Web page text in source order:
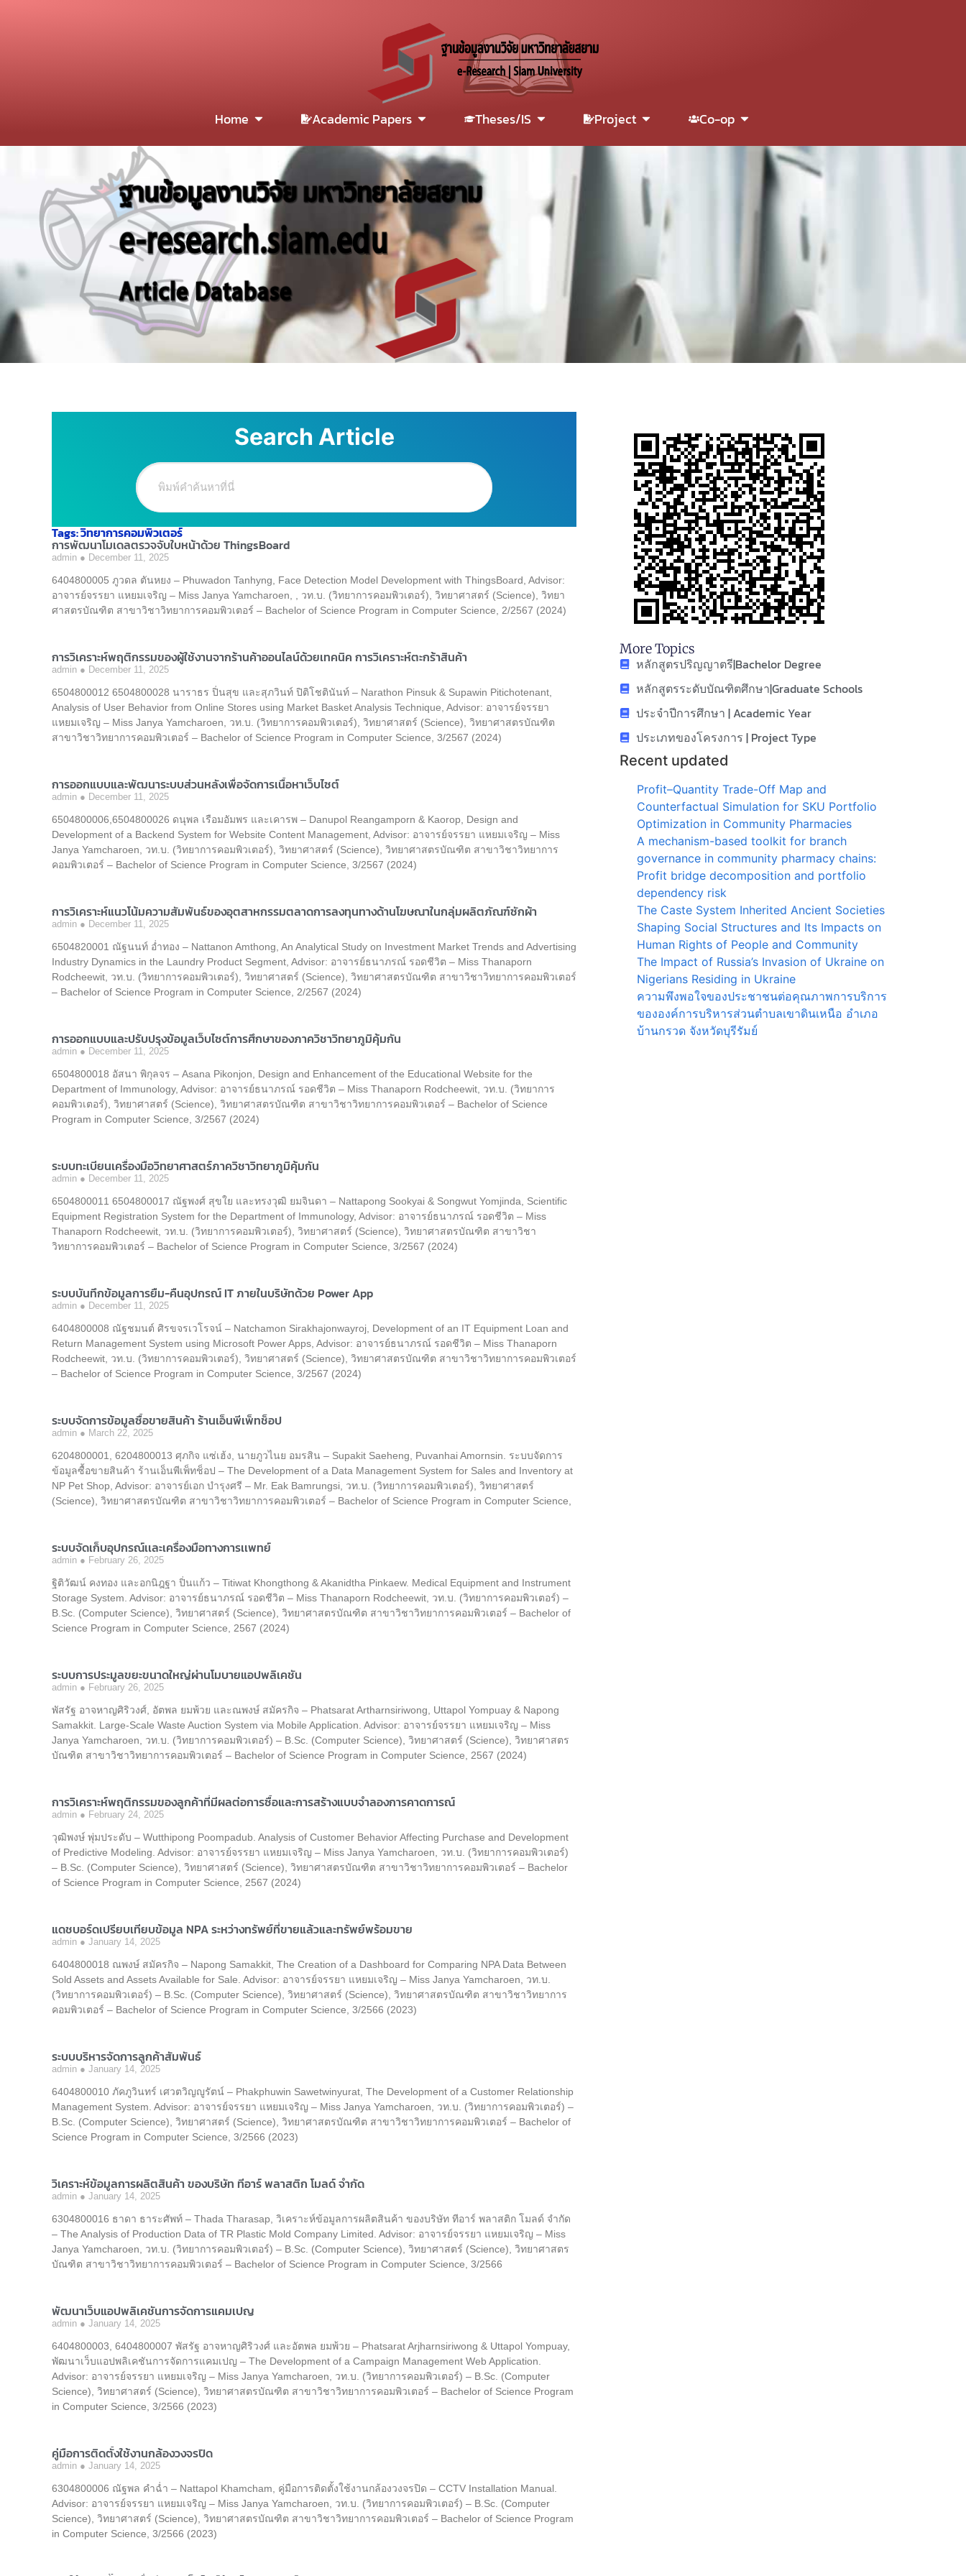
Home Academic Papers Theses/IS Project Co-op
Search Article
Tags: วิทยาการคอมพิวเตอร์
การพัฒนาโมเดลตรวจจับใบหน้าด้วย ThingsBoard
admin December 11, 2025
6404800005 ภูวดล ตันหยง – Phuwadon Tanhyng, Face Detection Model Development with ThingsBoard, Advisor:
อาจารย์จรรยา แหยมเจริญ – Miss Janya Yamcharoen, , วท.บ. (วิทยาการคอมพิวเตอร์), วิทยาศาสตร์ (Science), วิทยา
ศาสตรบัณฑิต สาขาวิชาวิทยาการคอมพิวเตอร์ – Bachelor of Science Program in Computer Science, 2/2567 (2024)
การวิเคราะห์พฤติกรรมของผู้ใช้งานจากร้านค้าออนไลน์ด้วยเทคนิค การวิเคราะห์ตะกร้าสินค้า
admin December 11, 2025
6504800012 6504800028 นาราธร ปิ่นสุข และสุภวินท์ ปิติโชตินันท์ – Narathon Pinsuk & Supawin Pitichotenant,
Analysis of User Behavior from Online Stores using Market Basket Analysis Technique, Advisor: อาจารย์จรรยา
แหยมเจริญ – Miss Janya Yamcharoen, วท.บ. (วิทยาการคอมพิวเตอร์), วิทยาศาสตร์ (Science), วิทยาศาสตรบัณฑิต
สาขาวิชาวิทยาการคอมพิวเตอร์ – Bachelor of Science Program in Computer Science, 3/2567 (2024)
การออกแบบและพัฒนาระบบส่วนหลังเพื่อจัดการเนื้อหาเว็บไซต์
admin December 11, 2025
6504800006,6504800026 ดนุพล เรือมอัมพร และเคารพ – Danupol Reangamporn & Kaorop, Design and
Development of a Backend System for Website Content Management, Advisor: อาจารย์จรรยา แหยมเจริญ – Miss
Janya Yamcharoen, วท.บ. (วิทยาการคอมพิวเตอร์), วิทยาศาสตร์ (Science), วิทยาศาสตรบัณฑิต สาขาวิชาวิทยาการ
คอมพิวเตอร์ – Bachelor of Science Program in Computer Science, 3/2567 (2024)
การวิเคราะห์แนวโน้มความสัมพันธ์ของอุตสาหกรรมตลาดการลงทุนทางด้านโฆษณาในกลุ่มผลิตภัณฑ์ซักผ้า
admin December 11, 2025
6504820001 ณัฐนนท์ อ่ำทอง – Nattanon Amthong, An Analytical Study on Investment Market Trends and Advertising
Industry Dynamics in the Laundry Product Segment, Advisor: อาจารย์ธนาภรณ์ รอดชีวิต – Miss Thanaporn
Rodcheewit, วท.บ. (วิทยาการคอมพิวเตอร์), วิทยาศาสตร์ (Science), วิทยาศาสตรบัณฑิต สาขาวิชาวิทยาการคอมพิวเตอร์
– Bachelor of Science Program in Computer Science, 2/2567 (2024)
การออกแบบและปรับปรุงข้อมูลเว็บไซต์การศึกษาของภาควิชาวิทยาภูมิคุ้มกัน
admin December 11, 2025
6504800018 อัสนา พิกุลจร – Asana Pikonjon, Design and Enhancement of the Educational Website for the
Department of Immunology, Advisor: อาจารย์ธนาภรณ์ รอดชีวิต – Miss Thanaporn Rodcheewit, วท.บ. (วิทยาการ
คอมพิวเตอร์), วิทยาศาสตร์ (Science), วิทยาศาสตรบัณฑิต สาขาวิชาวิทยาการคอมพิวเตอร์ – Bachelor of Science
Program in Computer Science, 3/2567 (2024)
ระบบทะเบียนเครื่องมือวิทยาศาสตร์ภาควิชาวิทยาภูมิคุ้มกัน
admin December 11, 2025
6504800011 6504800017 ณัฐพงศ์ สุขใย และทรงวุฒิ ยมจินดา – Nattapong Sookyai & Songwut Yomjinda, Scientific
Equipment Registration System for the Department of Immunology, Advisor: อาจารย์ธนาภรณ์ รอดชีวิต – Miss
Thanaporn Rodcheewit, วท.บ. (วิทยาการคอมพิวเตอร์), วิทยาศาสตร์ (Science), วิทยาศาสตรบัณฑิต สาขาวิชา
วิทยาการคอมพิวเตอร์ – Bachelor of Science Program in Computer Science, 3/2567 (2024)
ระบบบันทึกข้อมูลการยืม-คืนอุปกรณ์ IT ภายในบริษัทด้วย Power App
admin December 11, 2025
6404800008 ณัฐชมนต์ ศิรขจรเวโรจน์ – Natchamon Sirakhajonwayroj, Development of an IT Equipment Loan and
Return Management System using Microsoft Power Apps, Advisor: อาจารย์ธนาภรณ์ รอดชีวิต – Miss Thanaporn
Rodcheewit, วท.บ. (วิทยาการคอมพิวเตอร์), วิทยาศาสตร์ (Science), วิทยาศาสตรบัณฑิต สาขาวิชาวิทยาการคอมพิวเตอร์
– Bachelor of Science Program in Computer Science, 3/2567 (2024)
ระบบจัดการข้อมูลซื้อขายสินค้า ร้านเอ็นพีเพ็ทช็อป
admin March 22, 2025
6204800001, 6204800013 ศุภกิจ แซ่เฮ้ง, นายภูวไนย อมรสิน – Supakit Saeheng, Puvanhai Amornsin. ระบบจัดการ
ข้อมูลซื้อขายสินค้า ร้านเอ็นพีเพ็ทช็อป – The Development of a Data Management System for Sales and Inventory at
NP Pet Shop, Advisor: อาจารย์เอก บำรุงศรี – Mr. Eak Bamrungsi, วท.บ. (วิทยาการคอมพิวเตอร์), วิทยาศาสตร์
(Science), วิทยาศาสตรบัณฑิต สาขาวิชาวิทยาการคอมพิวเตอร์ – Bachelor of Science Program in Computer Science,
ระบบจัดเก็บอุปกรณ์เเละเครื่องมือทางการเเพทย์
admin February 26, 2025
ฐิติวัฒน์ คงทอง และอกนิฎฐา ปิ่นแก้ว – Titiwat Khongthong & Akanidtha Pinkaew. Medical Equipment and Instrument
Storage System. Advisor: อาจารย์ธนาภรณ์ รอดชีวิต – Miss Thanaporn Rodcheewit, วท.บ. (วิทยาการคอมพิวเตอร์) –
B.Sc. (Computer Science), วิทยาศาสตร์ (Science), วิทยาศาสตรบัณฑิต สาขาวิชาวิทยาการคอมพิวเตอร์ – Bachelor of
Science Program in Computer Science, 2567 (2024)
ระบบการประมูลขยะขนาดใหญ่ผ่านโมบายแอปพลิเคชัน
admin February 26, 2025
พัสรัฐ อาจหาญศิริวงศ์, อัตพล ยมพ้วย และณพงษ์ สมัครกิจ – Phatsarat Artharnsiriwong, Uttapol Yompuay & Napong
Samakkit. Large-Scale Waste Auction System via Mobile Application. Advisor: อาจารย์จรรยา แหยมเจริญ – Miss
Janya Yamcharoen, วท.บ. (วิทยาการคอมพิวเตอร์) – B.Sc. (Computer Science), วิทยาศาสตร์ (Science), วิทยาศาสตร
บัณฑิต สาขาวิชาวิทยาการคอมพิวเตอร์ – Bachelor of Science Program in Computer Science, 2567 (2024)
การวิเคราะห์พฤติกรรมของลูกค้าที่มีผลต่อการซื้อและการสร้างแบบจำลองการคาดการณ์
admin February 24, 2025
วุฒิพงษ์ พุ่มประดับ – Wutthipong Poompadub. Analysis of Customer Behavior Affecting Purchase and Development
of Predictive Modeling. Advisor: อาจารย์จรรยา แหยมเจริญ – Miss Janya Yamcharoen, วท.บ. (วิทยาการคอมพิวเตอร์)
– B.Sc. (Computer Science), วิทยาศาสตร์ (Science), วิทยาศาสตรบัณฑิต สาขาวิชาวิทยาการคอมพิวเตอร์ – Bachelor
of Science Program in Computer Science, 2567 (2024)
แดชบอร์ดเปรียบเทียบข้อมูล NPA ระหว่างทรัพย์ที่ขายแล้วและทรัพย์พร้อมขาย
admin January 14, 2025
6404800018 ณพงษ์ สมัครกิจ – Napong Samakkit, The Creation of a Dashboard for Comparing NPA Data Between
Sold Assets and Assets Available for Sale. Advisor: อาจารย์จรรยา แหยมเจริญ – Miss Janya Yamcharoen, วท.บ.
(วิทยาการคอมพิวเตอร์) – B.Sc. (Computer Science), วิทยาศาสตร์ (Science), วิทยาศาสตรบัณฑิต สาขาวิชาวิทยาการ
คอมพิวเตอร์ – Bachelor of Science Program in Computer Science, 3/2566 (2023)
ระบบบริหารจัดการลูกค้าสัมพันธ์
admin January 14, 2025
6404800010 ภัคภูวินทร์ เศวตวิญญูรัตน์ – Phakphuwin Sawetwinyurat, The Development of a Customer Relationship
Management System. Advisor: อาจารย์จรรยา แหยมเจริญ – Miss Janya Yamcharoen, วท.บ. (วิทยาการคอมพิวเตอร์) –
B.Sc. (Computer Science), วิทยาศาสตร์ (Science), วิทยาศาสตรบัณฑิต สาขาวิชาวิทยาการคอมพิวเตอร์ – Bachelor of
Science Program in Computer Science, 3/2566 (2023)
วิเคราะห์ข้อมูลการผลิตสินค้า ของบริษัท ทีอาร์ พลาสติก โมลด์ จำกัด
admin January 14, 2025
6304800016 ธาดา ธาระศัพท์ – Thada Tharasap, วิเคราะห์ข้อมูลการผลิตสินค้า ของบริษัท ทีอาร์ พลาสติก โมลด์ จำกัด
– The Analysis of Production Data of TR Plastic Mold Company Limited. Advisor: อาจารย์จรรยา แหยมเจริญ – Miss
Janya Yamcharoen, วท.บ. (วิทยาการคอมพิวเตอร์) – B.Sc. (Computer Science), วิทยาศาสตร์ (Science), วิทยาศาสตร
บัณฑิต สาขาวิชาวิทยาการคอมพิวเตอร์ – Bachelor of Science Program in Computer Science, 3/2566
พัฒนาเว็บแอปพลิเคชันการจัดการแคมเปญ
admin January 14, 2025
6404800003, 6404800007 พัสรัฐ อาจหาญศิริวงศ์ และอัตพล ยมพ้วย – Phatsarat Arjharnsiriwong & Uttapol Yompuay,
พัฒนาเว็บแอปพลิเคชันการจัดการแคมเปญ – The Development of a Campaign Management Web Application.
Advisor: อาจารย์จรรยา แหยมเจริญ – Miss Janya Yamcharoen, วท.บ. (วิทยาการคอมพิวเตอร์) – B.Sc. (Computer
Science), วิทยาศาสตร์ (Science), วิทยาศาสตรบัณฑิต สาขาวิชาวิทยาการคอมพิวเตอร์ – Bachelor of Science Program
in Computer Science, 3/2566 (2023)
คู่มือการติดตั้งใช้งานกล้องวงจรปิด
admin January 14, 2025
6304800006 ณัฐพล คำฉ่ำ – Nattapol Khamcham, คู่มือการติดตั้งใช้งานกล้องวงจรปิด – CCTV Installation Manual.
Advisor: อาจารย์จรรยา แหยมเจริญ – Miss Janya Yamcharoen, วท.บ. (วิทยาการคอมพิวเตอร์) – B.Sc. (Computer
Science), วิทยาศาสตร์ (Science), วิทยาศาสตรบัณฑิต สาขาวิชาวิทยาการคอมพิวเตอร์ – Bachelor of Science Program
in Computer Science, 3/2566 (2023)
More Topics
หลักสูตรปริญญาตรี|Bachelor Degree
หลักสูตรระดับบัณฑิตศึกษา|Graduate Schools
ประจำปีการศึกษา | Academic Year
ประเภทของโครงการ | Project Type
Recent updated
Profit–Quantity Trade-Off Map and
Counterfactual Simulation for SKU Portfolio
Optimization in Community Pharmacies
A mechanism-based toolkit for branch
governance in community pharmacy chains:
Profit bridge decomposition and portfolio
dependency risk
The Caste System Inherited Ancient Societies
Shaping Social Structures and Its Impacts on
Human Rights of People and Community
The Impact of Russia’s Invasion of Ukraine on
Nigerians Residing in Ukraine
ความพึงพอใจของประชาชนต่อคุณภาพการบริการ
ขององค์การบริหารส่วนตำบลเขาดินเหนือ อำเภอ
บ้านกรวด จังหวัดบุรีรัมย์